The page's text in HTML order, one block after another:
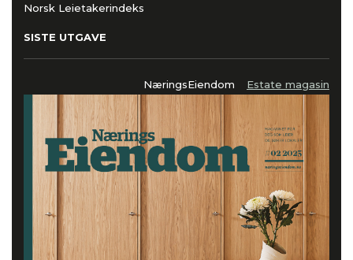
Norsk Leietakerindeks
SISTE UTGAVE
NæringsEiendom Estate magasin